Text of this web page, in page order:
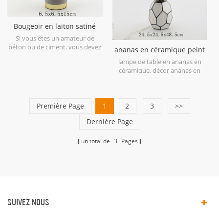
Bougeoir en laiton satiné
avec base en béton
Si vous êtes un amateur de
béton ou de ciment, vous devez
ananas en céramique peint
à la main lampe de table
lampe de table en ananas en
céramique, décor ananas en
ananas en céramique, boîte en
ananas en céramique, banque
ananas en céramique.
Première Page 1 2 3
>>
Dernière Page
un total de 3 Pages
SUIVEZ NOUS